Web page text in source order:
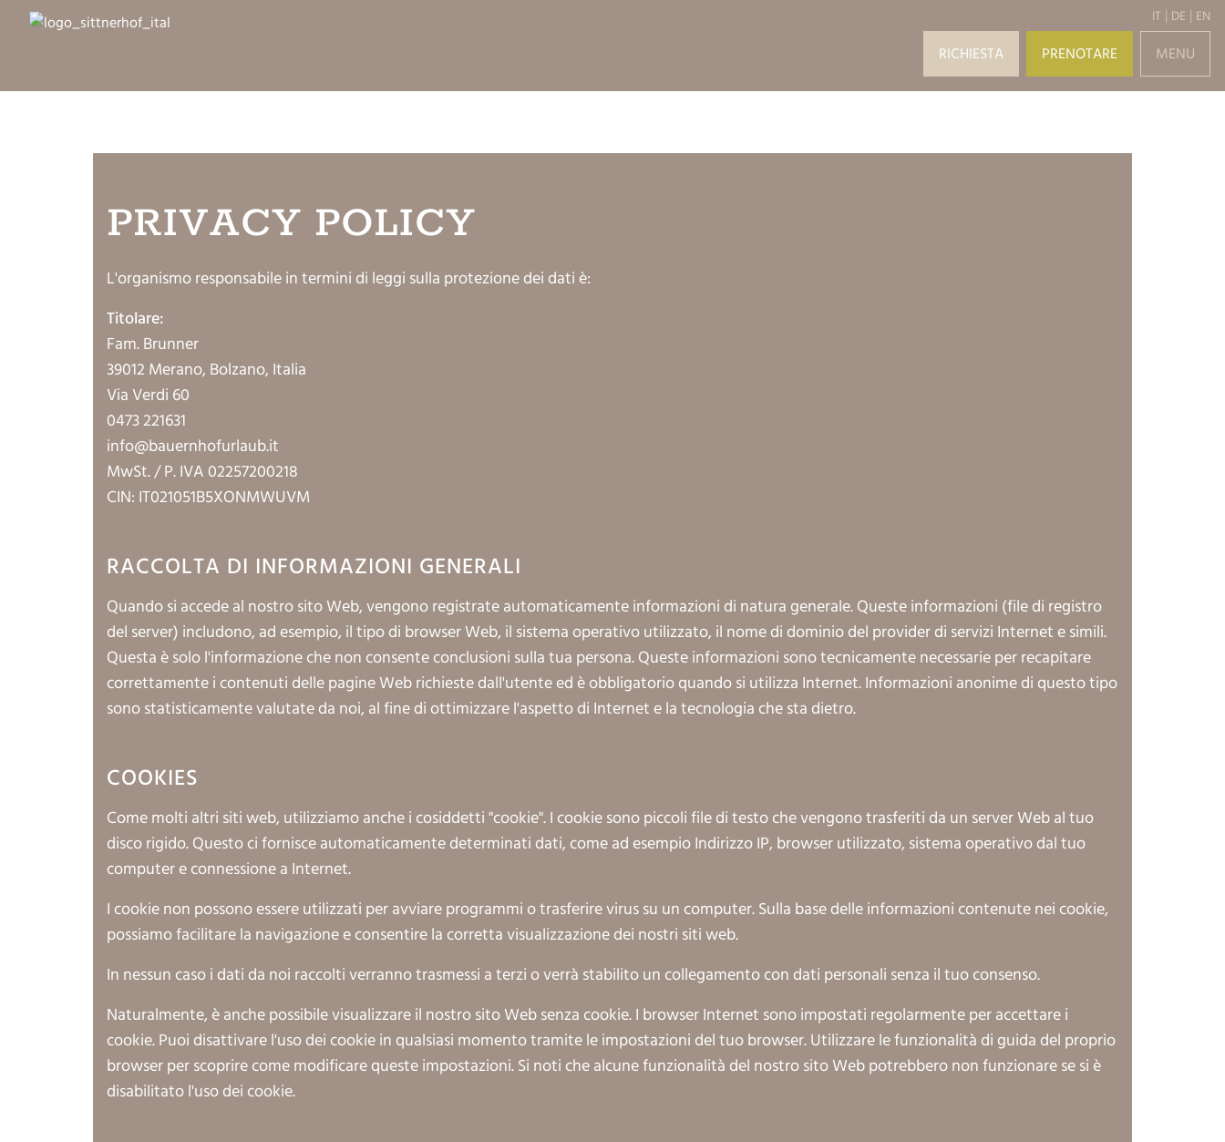
PRIVACY POLICY
L'organismo responsabile in termini di leggi sulla protezione dei dati è:
Titolare:
Fam. Brunner
39012 Merano, Bolzano, Italia
Via Verdi 60
0473 221631
info@bauernhofurlaub.it
MwSt. / P. IVA 02257200218
CIN: IT021051B5XONMWUVM
RACCOLTA DI INFORMAZIONI GENERALI
Quando si accede al nostro sito Web, vengono registrate automaticamente informazioni di natura generale. Queste informazioni (file di registro
del server) includono, ad esempio, il tipo di browser Web, il sistema operativo utilizzato, il nome di dominio del provider di servizi Internet e simili.
Questa è solo l'informazione che non consente conclusioni sulla tua persona. Queste informazioni sono tecnicamente necessarie per recapitare
correttamente i contenuti delle pagine Web richieste dall'utente ed è obbligatorio quando si utilizza Internet. Informazioni anonime di questo tipo
sono statisticamente valutate da noi, al fine di ottimizzare l'aspetto di Internet e la tecnologia che sta dietro.
COOKIES
Come molti altri siti web, utilizziamo anche i cosiddetti "cookie". I cookie sono piccoli file di testo che vengono trasferiti da un server Web al tuo
disco rigido. Questo ci fornisce automaticamente determinati dati, come ad esempio Indirizzo IP, browser utilizzato, sistema operativo dal tuo
computer e connessione a Internet.
I cookie non possono essere utilizzati per avviare programmi o trasferire virus su un computer. Sulla base delle informazioni contenute nei cookie,
possiamo facilitare la navigazione e consentire la corretta visualizzazione dei nostri siti web.
In nessun caso i dati da noi raccolti verranno trasmessi a terzi o verrà stabilito un collegamento con dati personali senza il tuo consenso.
Naturalmente, è anche possibile visualizzare il nostro sito Web senza cookie. I browser Internet sono impostati regolarmente per accettare i
cookie. Puoi disattivare l'uso dei cookie in qualsiasi momento tramite le impostazioni del tuo browser. Utilizzare le funzionalità di guida del proprio
browser per scoprire come modificare queste impostazioni. Si noti che alcune funzionalità del nostro sito Web potrebbero non funzionare se si è
disabilitato l'uso dei cookie.
IT DE EN
RICHIESTA PRENOTARE MENU